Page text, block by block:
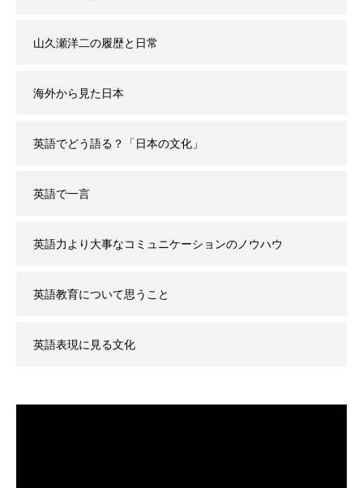
山久瀬洋二の履歴と日常
海外から見た日本
英語でどう語る？「日本の文化」
英語で一言
英語力より大事なコミュニケーションのノウハウ
英語教育について思うこと
英語表現に見る文化